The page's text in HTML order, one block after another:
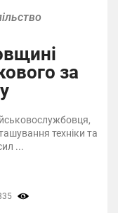
за
техніки та
...